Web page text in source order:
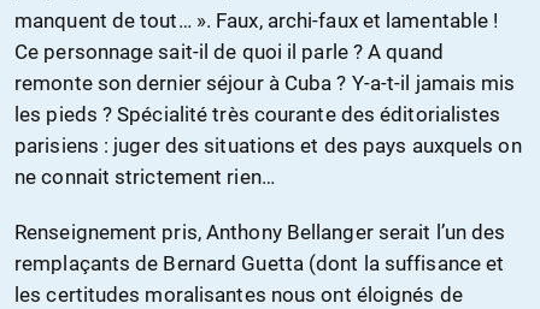
manquent de tout… ». Faux, archi-faux et lamentable !
Ce personnage sait-il de quoi il parle ? A quand
remonte son dernier séjour à Cuba ? Y-a-t-il jamais mis
les pieds ? Spécialité très courante des éditorialistes
parisiens : juger des situations et des pays auxquels on
ne connait strictement rien…
Renseignement pris, Anthony Bellanger serait l’un des
remplaçants de Bernard Guetta (dont la suffisance et
les certitudes moralisantes nous ont éloignés de